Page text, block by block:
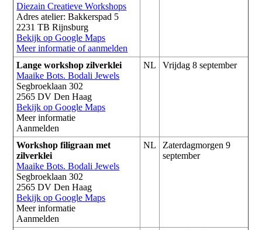
Diezain Creatieve Workshops
Adres atelier: Bakkerspad 5
2231 TB Rijnsburg
Bekijk op Google Maps
Meer informatie of aanmelden
Lange workshop zilverklei
Maaike Bots. Bodali Jewels
Segbroeklaan 302
2565 DV Den Haag
Bekijk op Google Maps
Meer informatie
Aanmelden
NL Vrijdag 8 september
Workshop filigraan met
zilverklei
Maaike Bots. Bodali Jewels
Segbroeklaan 302
2565 DV Den Haag
Bekijk op Google Maps
Meer informatie
Aanmelden
NL
Zaterdagmorgen 9
september